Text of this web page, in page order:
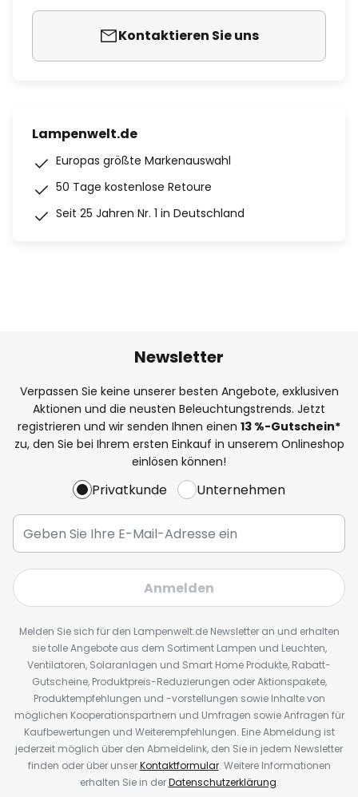
Kontaktieren Sie uns
Lampenwelt.de
Europas größte Markenauswahl
50 Tage kostenlose Retoure
Seit 25 Jahren Nr. 1 in Deutschland
Newsletter
Verpassen Sie keine unserer besten Angebote, exklusiven
Aktionen und die neusten Beleuchtungstrends. Jetzt
registrieren und wir senden Ihnen einen 13 %-Gutschein*
zu, den Sie bei Ihrem ersten Einkauf in unserem Onlineshop
einlösen können!
Privatkunde Unternehmen
Anmelden
Melden Sie sich für den Lampenwelt.de Newsletter an und erhalten
sie tolle Angebote aus dem Sortiment Lampen und Leuchten,
Ventilatoren, Solaranlagen und Smart Home Produkte, Rabatt-
Gutscheine, Produktpreis-Reduzierungen oder Aktionspakete,
Produktempfehlungen und -vorstellungen sowie Inhalte von
möglichen Kooperationspartnern und Umfragen sowie Anfragen für
Kaufbewertungen und Weiterempfehlungen. Eine Abmeldung ist
jederzeit möglich über den Abmeldelink, den Sie in jedem Newsletter
finden oder über unserKontaktformular. Weitere Informationen
erhalten Sie in derDatenschutzerklärung.